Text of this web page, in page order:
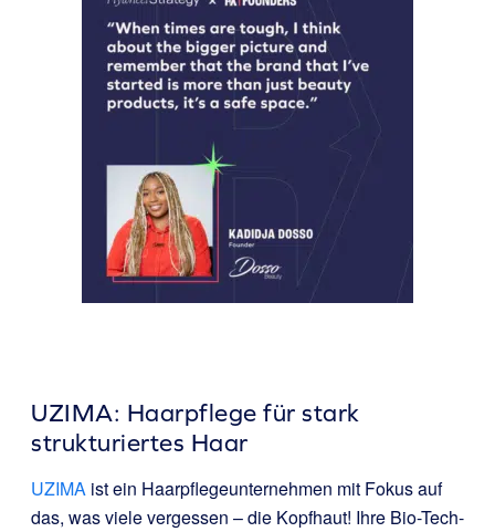
UZIMA: Haarpflege für stark
strukturiertes Haar
UZIMA ist ein Haarpflegeunternehmen mit Fokus auf
das, was viele vergessen – die Kopfhaut! Ihre Bio-Tech-